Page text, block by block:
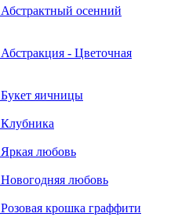
Абстрактный осенний
Абстракция - Цветочная
Букет яичницы
Клубника
Яркая любовь
Новогодняя любовь
Розовая крошка граффити